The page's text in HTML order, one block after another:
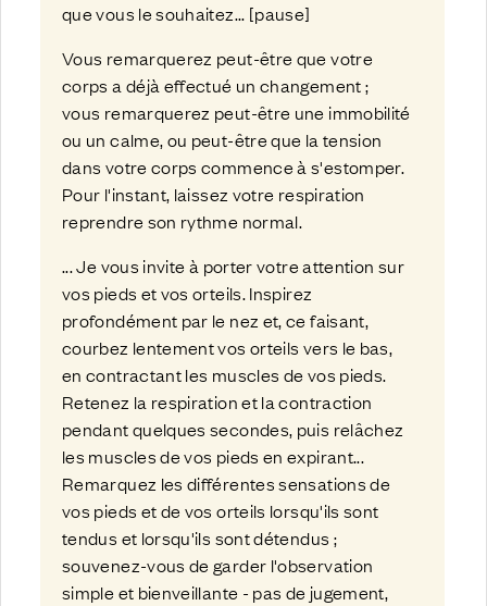
que vous le souhaitez... [pause]
Vous remarquerez peut-être que votre
corps a déjà effectué un changement ;
vous remarquerez peut-être une immobilité
ou un calme, ou peut-être que la tension
dans votre corps commence à s'estomper.
Pour l'instant, laissez votre respiration
reprendre son rythme normal.
... Je vous invite à porter votre attention sur
vos pieds et vos orteils. Inspirez
profondément par le nez et, ce faisant,
courbez lentement vos orteils vers le bas,
en contractant les muscles de vos pieds.
Retenez la respiration et la contraction
pendant quelques secondes, puis relâchez
les muscles de vos pieds en expirant...
Remarquez les différentes sensations de
vos pieds et de vos orteils lorsqu'ils sont
tendus et lorsqu'ils sont détendus ;
souvenez-vous de garder l'observation
simple et bienveillante - pas de jugement,